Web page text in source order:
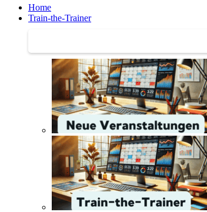
Home
Train-the-Trainer